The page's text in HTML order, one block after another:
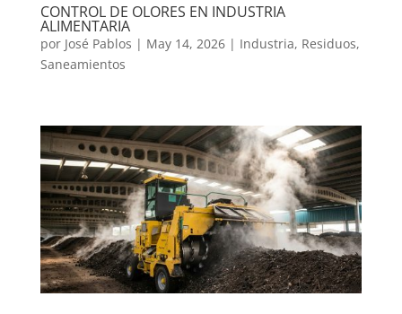
CONTROL DE OLORES EN INDUSTRIA
ALIMENTARIA
por José Pablos | May 14, 2026| Industria, Residuos,
Saneamientos